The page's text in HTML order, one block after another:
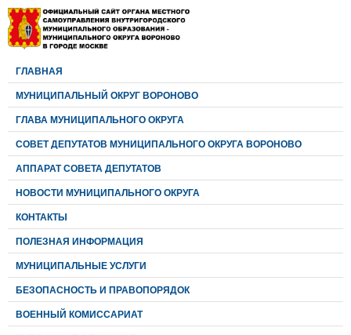
ГЛАВНАЯ
МУНИЦИПАЛЬНЫЙ ОКРУГ ВОРОНОВО
ГЛАВА МУНИЦИПАЛЬНОГО ОКРУГА
CОВЕТ ДЕПУТАТОВ МУНИЦИПАЛЬНОГО ОКРУГА ВОРОНОВО
АППАРАТ СОВЕТА ДЕПУТАТОВ
НОВОСТИ МУНИЦИПАЛЬНОГО ОКРУГА
КОНТАКТЫ
ПОЛЕЗНАЯ ИНФОРМАЦИЯ
МУНИЦИПАЛЬНЫЕ УСЛУГИ
БЕЗОПАСНОСТЬ И ПРАВОПОРЯДОК
ВОЕННЫЙ КОМИССАРИАТ